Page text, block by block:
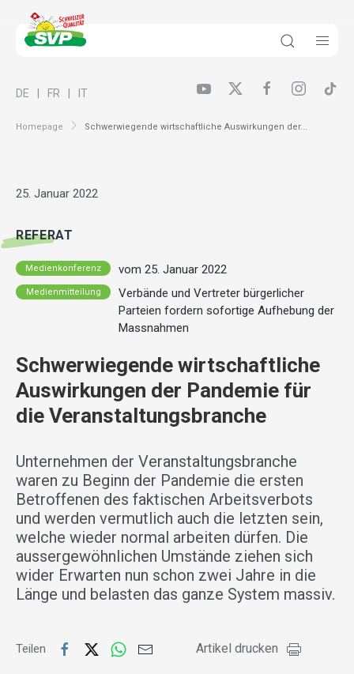
Homepage Schwerwiegende wirtschaftliche Auswirkungen der...
DE FR IT
25. Januar 2022
REFERAT
Medienkonferenz vom 25. Januar 2022
Medienmitteilung
Verbände und Vertreter bürgerlicher
Parteien fordern sofortige Aufhebung der
Massnahmen
Schwerwiegende wirtschaftliche
Auswirkungen der Pandemie für
die Veranstaltungsbranche
Unternehmen der Veranstaltungsbranche
waren zu Beginn der Pandemie die ersten
Betroffenen des faktischen Arbeitsverbots
und werden vermutlich auch die letzten sein,
welche wieder normal arbeiten dürfen. Die
aussergewöhnlichen Umstände ziehen sich
wider Erwarten nun schon zwei Jahre in die
Länge und belasten das ganze System massiv.
Teilen Artikel drucken